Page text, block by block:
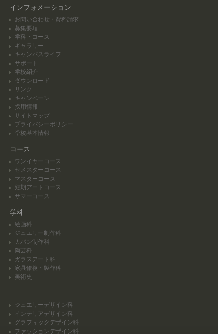
インフォメーション
お問い合わせ・資料請求
募集要項
学科・コース
ギャラリー
キャンパスライフ
サポート
学校紹介
ダウンロード
リンク
キャンペーン
採用情報
サイトマップ
プライバシーポリシー
学校基本情報
コース
ワンイヤーコース
セメスターコース
マスターコース
短期アートコース
サマーコース
学科
絵画科
ジュエリー制作科
カバン制作科
陶芸科
ガラスアート科
家具修復・製作科
美術史
ジュエリーデザイン科
インテリアデザイン科
グラフィックデザイン科
ファッションデザイン科